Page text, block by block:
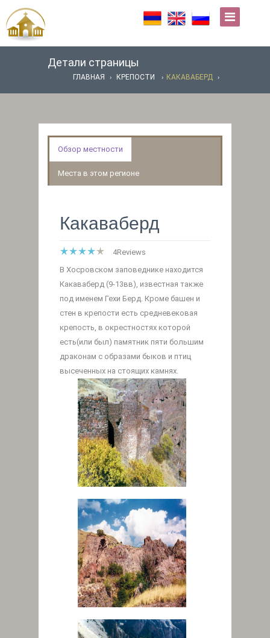
Детали страницы
ГЛАВНАЯ КРЕПОСТИ КАКАВАБЕРД
Обзор местности
Места в этом регионе
Какаваберд
4Reviews
В Хосровском заповеднике находится
Какаваберд (9-13вв), известная также
под именем Гехи Берд. Кроме башен и
стен в крепости есть средневековая
крепость, в окрестностях которой
есть(или был) памятник пяти большим
драконам с образами быков и птиц
высеченных на стоящих камнях.